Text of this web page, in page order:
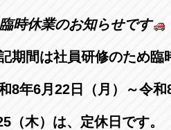
アップル
アップル
牧店
張旭店
臨時休業のお知らせです
期間は社員研修のため臨
8年6月22日（月）～令
（木）は、定休日です。